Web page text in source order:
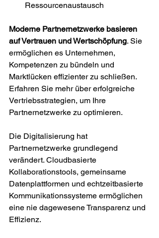
Ressourcenaustausch
Moderne Partnernetzwerke basieren
auf Vertrauen und Wertschöpfung. Sie
ermöglichen es Unternehmen,
Kompetenzen zu bündeln und
Marktlücken effizienter zu schließen.
Erfahren Sie mehr über erfolgreiche
Vertriebsstrategien, um Ihre
Partnernetzwerke zu optimieren.
Die Digitalisierung hat
Partnernetzwerke grundlegend
verändert. Cloudbasierte
Kollaborationstools, gemeinsame
Datenplattformen und echtzeitbasierte
Kommunikationssysteme ermöglichen
eine nie dagewesene Transparenz und
Effizienz.